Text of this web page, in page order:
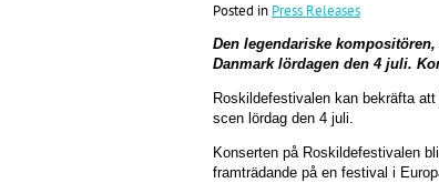
Posted in Press Releases
Den legendariske
Danmark lördagen den 4 juli.
Roskildefestivalen kan bekräfta
scen lördag den 4 juli.
Konserten på Roskildefestivalen
framträdande på en festival i